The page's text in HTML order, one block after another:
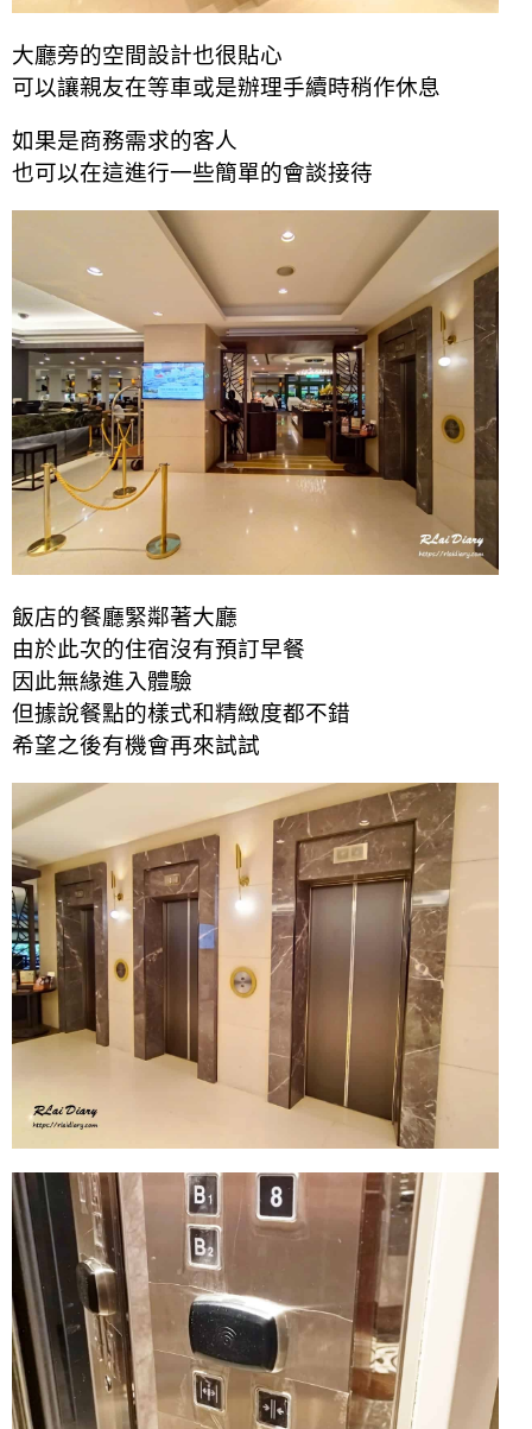
大廳旁的空間設計也很貼心
可以讓親友在等車或是辦理手續時稍作休息
如果是商務需求的客人
也可以在這進行一些簡單的會談接待
飯店的餐廳緊鄰著大廳
由於此次的住宿沒有預訂早餐
因此無緣進入體驗
但據說餐點的樣式和精緻度都不錯
希望之後有機會再來試試